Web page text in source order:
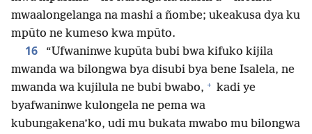
mwaalongelanga na mashi a ñombe; ukeakusa dya ku
mpūto ne kumeso kwa mpūto.
16
“Ufwaninwe kupūta bubi bwa kifuko kijila
mwanda wa bilongwa bya disubi bya bene Isalela, ne
mwanda wa kujilula ne bubi bwabo, + kadi ye
byafwaninwe kulongela ne pema wa
kubungakena’ko, udi mu bukata mwabo mu bilongwa